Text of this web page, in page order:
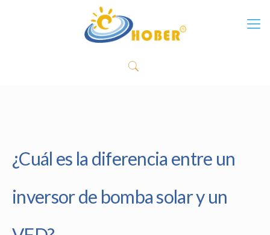
¿Cuál es la diferencia entre un
inversor de bomba solar y un